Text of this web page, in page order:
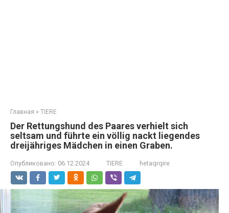
Главная » TIERE
Der Rettungshund des Paares verhielt sich
seltsam und führte ein völlig nackt liegendes
dreijähriges Mädchen in einen Graben.
Опубликовано: 06.12.2024 TIERE hetaqrqire